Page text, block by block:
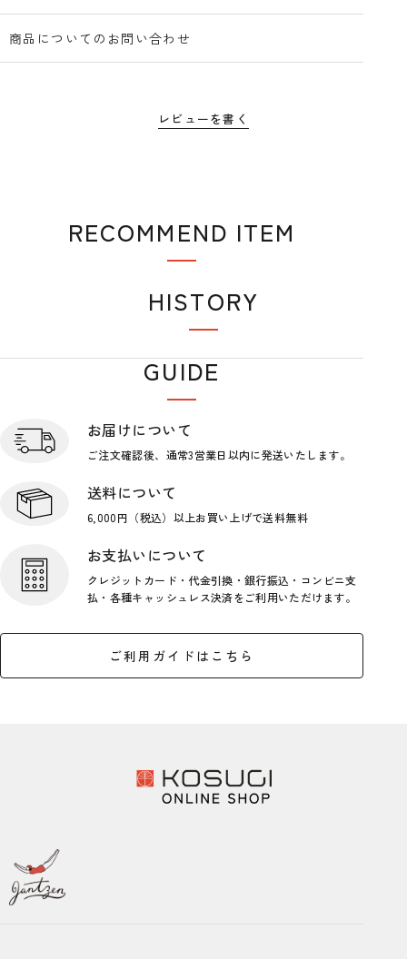
商品についてのお問い合わせ
レビューを書く
RECOMMEND ITEM
HISTORY
GUIDE
お届けについて
ご注文確認後、通常3営業日以内に発送いたします。
送料について
6,000円（税込）以上お買い上げで送料無料
お支払いについて
クレジットカード・代金引換・銀行振込・コンビニ支
払・各種キャッシュレス決済をご利用いただけます。
ご利用ガイドはこちら